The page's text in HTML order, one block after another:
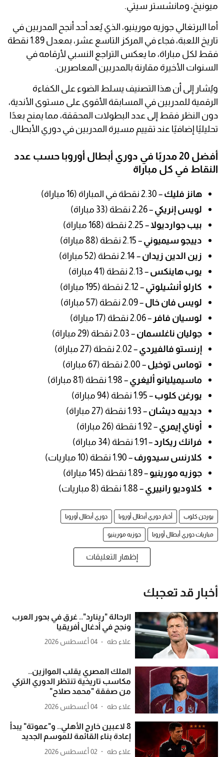
ميونيخ، ومانشستر سيتي.
أما البرتغالي جوزيه مورينيو، الذي يُعد أحد أنجح المدربين في
تاريخ اللعبة، فجاء في المركز التاسع عشر، بمعدل 1.89 نقطة
فقط لكل مباراة، ما يعكس التراجع النسبي لأرقامه في
السنوات الأخيرة مقارنة بالمدربين المعاصرين.
ويُشار إلى أن هذا التصنيف يسلط الضوء على الكفاءة
الرقمية للمدربين في المسابقة الأقوى على مستوى الأندية،
دون النظر فقط إلى عدد البطولات المحققة، مما يمنح بعدًا
تحليليًا إضافيًا عند تقييم مسيرة المدربين في دوري الأبطال.
أفضل 20 مدربًا في دوري أبطال أوروبا حسب عدد
النقاط في كل مباراة
هانز فليك – 2.30 نقطة في المباراة (16 مباراة)
لويس إنريكي – 2.26 نقطة (33 مباراة)
بيب جوارديولا– 2.25 نقطة (168 مباراة)
دييجو سيميوني – 2.15 نقطة (88 مباراة)
زين الدين زيدان – 2.14 نقطة (52 مباراة)
يوب هاينكس – 2.13 نقطة (41 مباراة)
كارلو أنشيلوتي – 2.12 نقطة (195 مباراة)
لويس فان خال – 2.09 نقطة (57 مباراة)
لوسيان فافر – 2.06 نقطة (17 مباراة)
جوليان ناغلسمان – 2.03 نقطة (29 مباراة)
إرنستو فالفيردي – 2.02 نقطة (27 مباراة)
توماس توخيل – 2.00 نقطة (67 مباراة)
ماسيميليانو أليغري – 1.98 نقطة (81 مباراة)
يورغن كلوب – 1.95 نقطة (94 مباراة)
ديدييه ديشان – 1.93 نقطة (27 مباراة)
أوناي إيمري – 1.92 نقطة (26 مباراة)
فرانك ريكارد– 1.91 نقطة (34 مباراة)
كلارنس سيدورف – 1.90 نقطة (10 مباريات)
جوزيه مورينيو – 1.89 نقطة (145 مباراة)
كلاوديو رانييري – 1.88 نقطة (8 مباريات)
يورجن كلوب أخبار دوري أبطال أوروبا دوري أبطال أوروبا
مباريات دوري أبطال أوروبا جوزيه مورينيو
إظهار التعليقات
أخبار قد تعجبك
الرحالة "رينارد".. غرق في بحور العرب
ونجح في أدغال أفريقيا
علاء طه 04 أغسطس 2026
الملك المصري يقلب الموازين..
مكاسب تاريخية تنتظر الدوري التركي
من صفقة "محمد صلاح"
علاء طه 04 أغسطس 2026
8 لاعبين خارج الأهلي.. و"عموتة" يبدأ
إعادة بناء القائمة للموسم الجديد
علاء طه 02 أغسطس 2026